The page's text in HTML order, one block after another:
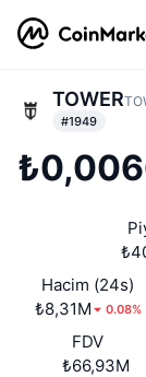
TOWER
#1949
Hacim (24s)
₺8,31M
0.08%
FDV
₺66,93M